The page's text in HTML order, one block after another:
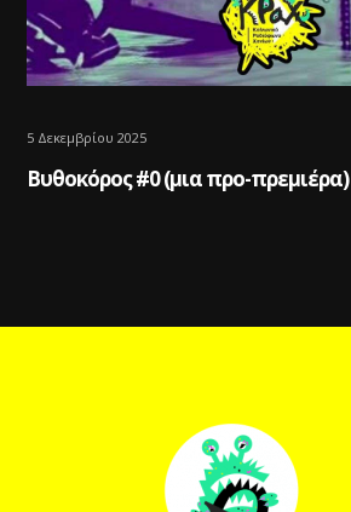
5 Δεκεμβρίου 2025
Βυθοκόρος #0 (μια προ-πρεμιέρα)